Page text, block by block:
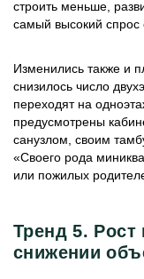
строить меньше,
самый высокий спрос
Изменились также и
снизилось число
переходят на
предусмотрены
санузлом, своим
«Своего рода
или пожилых
Тренд 5. Рост
снижении